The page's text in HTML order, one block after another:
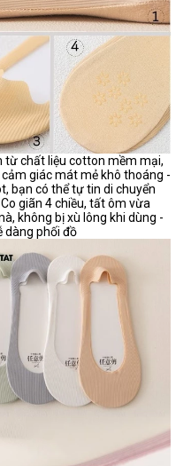
từ chất liệu cotton mềm mại,
giác mát mẻ khô thoáng -
bạn có thể tự tin di chuyển
giãn 4 chiều, tất ôm vừa
không bị xù lông khi dùng -
dàng phối đồ